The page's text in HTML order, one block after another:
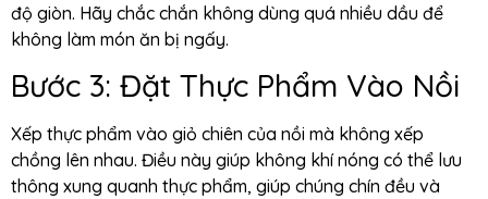
độ giòn. Hãy chắc chắn không dùng quá nhiều dầu để
không làm món ăn bị ngấy.
Bước 3: Đặt Thực Phẩm Vào Nồi
Xếp thực phẩm vào giỏ chiên của nồi mà không xếp
chồng lên nhau. Điều này giúp không khí nóng có thể lưu
thông xung quanh thực phẩm, giúp chúng chín đều và